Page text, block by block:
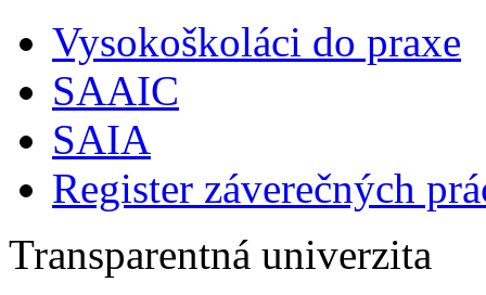
Vysokoškoláci do praxe
SAAIC
SAIA
Register záverečných
Transparentná univerzita